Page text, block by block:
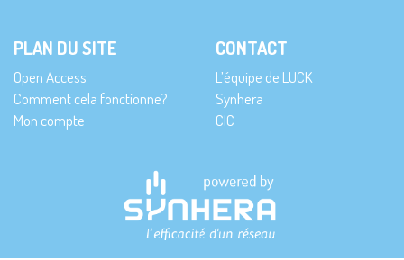
PLAN DU SITE
Open Access
Comment cela fonctionne?
Mon compte
CONTACT
L’équipe de LUCK
Synhera
CIC